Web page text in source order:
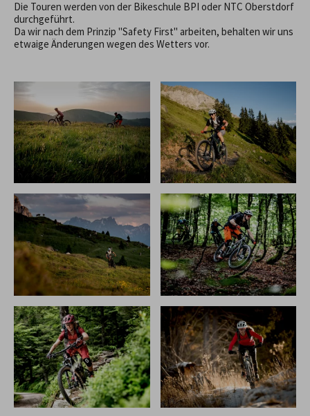
Die Touren werden von der Bikeschule BPI oder NTC Oberstdorf
durchgeführt.
Da wir nach dem Prinzip "Safety First" arbeiten, behalten wir uns
etwaige Änderungen wegen des Wetters vor.